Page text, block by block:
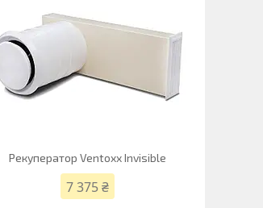
Рекуператор Ventoxx Invisible
7 375 ₴